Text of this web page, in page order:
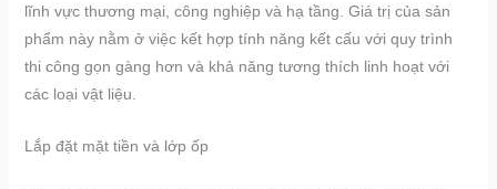
lĩnh vực thương mại, công nghiệp và hạ tầng. Giá trị của sản
phẩm này nằm ở việc kết hợp tính năng kết cấu với quy trình
thi công gọn gàng hơn và khả năng tương thích linh hoạt với
các loại vật liệu.
Lắp đặt mặt tiền và lớp ốp